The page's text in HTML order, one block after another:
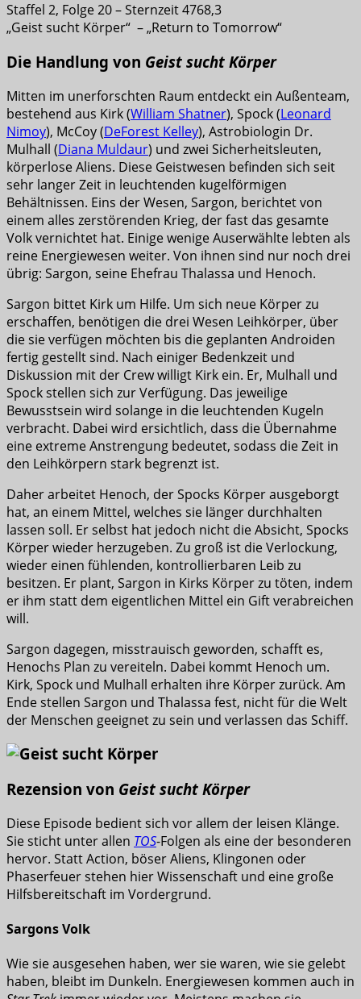
Staffel 2, Folge 20 – Sternzeit 4768,3
„Geist sucht Körper“ – „Return to Tomorrow“
Die Handlung von Geist sucht Körper
Mitten im unerforschten Raum entdeckt ein Außenteam,
bestehend aus Kirk (William Shatner), Spock (Leonard
Nimoy), McCoy (DeForest Kelley), Astrobiologin Dr.
Mulhall (Diana Muldaur) und zwei Sicherheitsleuten,
körperlose Aliens. Diese Geistwesen befinden sich seit
sehr langer Zeit in leuchtenden kugelförmigen
Behältnissen. Eins der Wesen, Sargon, berichtet von
einem alles zerstörenden Krieg, der fast das gesamte
Volk vernichtet hat. Einige wenige Auserwählte lebten als
reine Energiewesen weiter. Von ihnen sind nur noch drei
übrig: Sargon, seine Ehefrau Thalassa und Henoch.
Sargon bittet Kirk um Hilfe. Um sich neue Körper zu
erschaffen, benötigen die drei Wesen Leihkörper, über
die sie verfügen möchten bis die geplanten Androiden
fertig gestellt sind. Nach einiger Bedenkzeit und
Diskussion mit der Crew willigt Kirk ein. Er, Mulhall und
Spock stellen sich zur Verfügung. Das jeweilige
Bewusstsein wird solange in die leuchtenden Kugeln
verbracht. Dabei wird ersichtlich, dass die Übernahme
eine extreme Anstrengung bedeutet, sodass die Zeit in
den Leihkörpern stark begrenzt ist.
Daher arbeitet Henoch, der Spocks Körper ausgeborgt
hat, an einem Mittel, welches sie länger durchhalten
lassen soll. Er selbst hat jedoch nicht die Absicht, Spocks
Körper wieder herzugeben. Zu groß ist die Verlockung,
wieder einen fühlenden, kontrollierbaren Leib zu
besitzen. Er plant, Sargon in Kirks Körper zu töten, indem
er ihm statt dem eigentlichen Mittel ein Gift verabreichen
will.
Sargon dagegen, misstrauisch geworden, schafft es,
Henochs Plan zu vereiteln. Dabei kommt Henoch um.
Kirk, Spock und Mulhall erhalten ihre Körper zurück. Am
Ende stellen Sargon und Thalassa fest, nicht für die Welt
der Menschen geeignet zu sein und verlassen das Schiff.
Rezension von Geist sucht Körper
Diese Episode bedient sich vor allem der leisen Klänge.
Sie sticht unter allen TOS-Folgen als eine der besonderen
hervor. Statt Action, böser Aliens, Klingonen oder
Phaserfeuer stehen hier Wissenschaft und eine große
Hilfsbereitschaft im Vordergrund.
Sargons Volk
Wie sie ausgesehen haben, wer sie waren, wie sie gelebt
haben, bleibt im Dunkeln. Energiewesen kommen auch in